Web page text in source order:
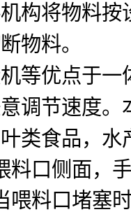
构将物料
物料。
等优点于
调节速度
类食品，水
料口侧面，
喂料口堵塞